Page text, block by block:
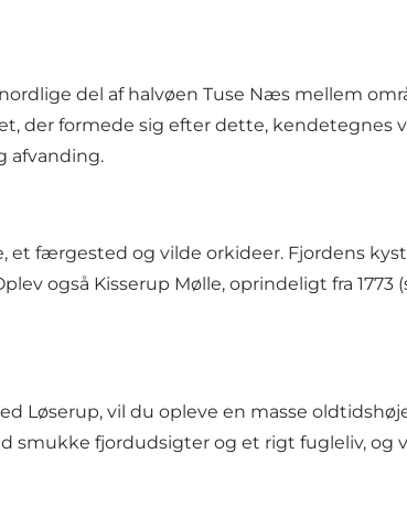
del af halvøen Tuse Næs mellem
der formede sig efter dette, kendetegnes
afvanding.
et færgested og vilde orkideer. Fjordens
også Kisserup Mølle, oprindeligt fra
Løserup, vil du opleve en masse
smukke fjordudsigter og et rigt fugleliv, og